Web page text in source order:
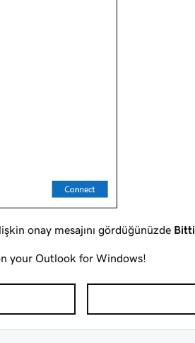
onay mesajını gördüğünüzde Bitti
your Outlook for Windows!